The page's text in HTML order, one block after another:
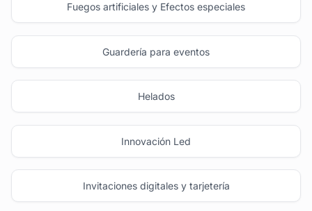
Fuegos artificiales y Efectos especiales
Guardería para eventos
Helados
Innovación Led
Invitaciones digitales y tarjetería